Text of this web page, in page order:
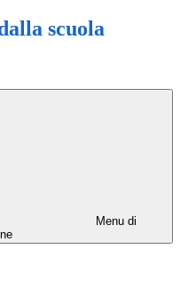
scuola
Menu di